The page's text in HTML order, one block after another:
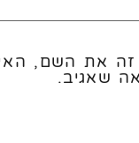
את השם,
שאגיב.